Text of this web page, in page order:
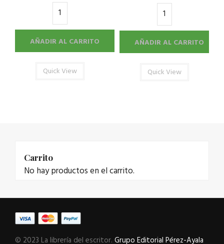
AÑADIR AL CARRITO
Quick View
AÑADIR AL CARRITO
Quick View
Carrito
No hay productos en el carrito.
© 2023 La librería del escritor. Grupo Editorial Pérez-Ayala